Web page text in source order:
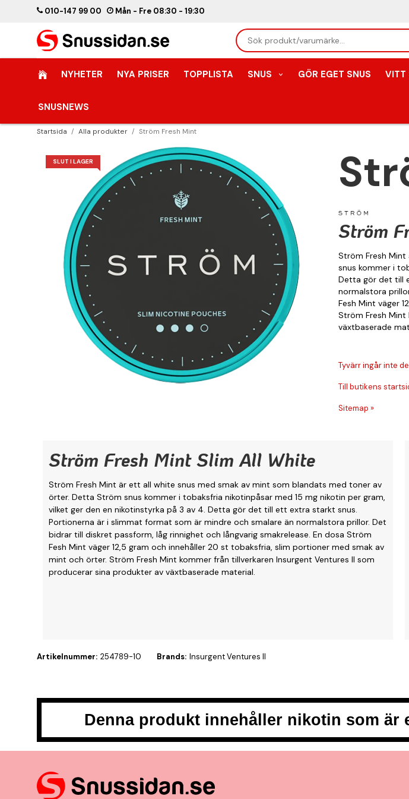
010-147 99 00 Mån - Fre 08:30 - 19:30
NYHETER NYA PRISER TOPPLISTA SNUS GÖR EGET SNUS VITT
SNUSNEWS
Startsida / Alla produkter / Ström Fresh Mint
SLUT I LAGER
Ström
Ström Fresh
snus kommer i
Detta gör det till
normalstora
Fesh Mint väger
Ström Fresh
växtbaserade
Tyvärr ingår inte
Till butikens
Sitemap »
Ström Fresh Mint Slim All White
Ström Fresh Mint är ett all white snus med smak av mint som blandats med toner av
örter. Detta Ström snus kommer i tobaksfria nikotinpåsar med 15 mg nikotin per gram,
vilket ger den en nikotinstyrka på 3 av 4. Detta gör det till ett extra starkt snus.
Portionerna är i slimmat format som är mindre och smalare än normalstora prillor. Det
bidrar till diskret passform, låg rinnighet och långvarig smakrelease. En dosa Ström
Fesh Mint väger 12,5 gram och innehåller 20 st tobaksfria, slim portioner med smak av
mint och örter. Ström Fresh Mint kommer från tillverkaren Insurgent Ventures II som
producerar sina produkter av växtbaserade material.
Artikelnummer: 254789-10 Brands: Insurgent Ventures II
Denna produkt innehåller nikotin som är